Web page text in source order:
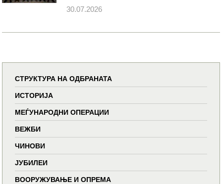
30.07.2026
СТРУКТУРА НА ОДБРАНАТА
ИСТОРИЈА
МЕЃУНАРОДНИ ОПЕРАЦИИ
ВЕЖБИ
ЧИНОВИ
ЈУБИЛЕИ
ВООРУЖУВАЊЕ И ОПРЕМА